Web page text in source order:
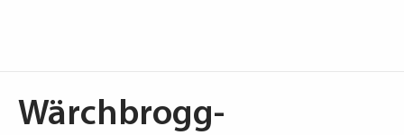
Wärchbrogg-